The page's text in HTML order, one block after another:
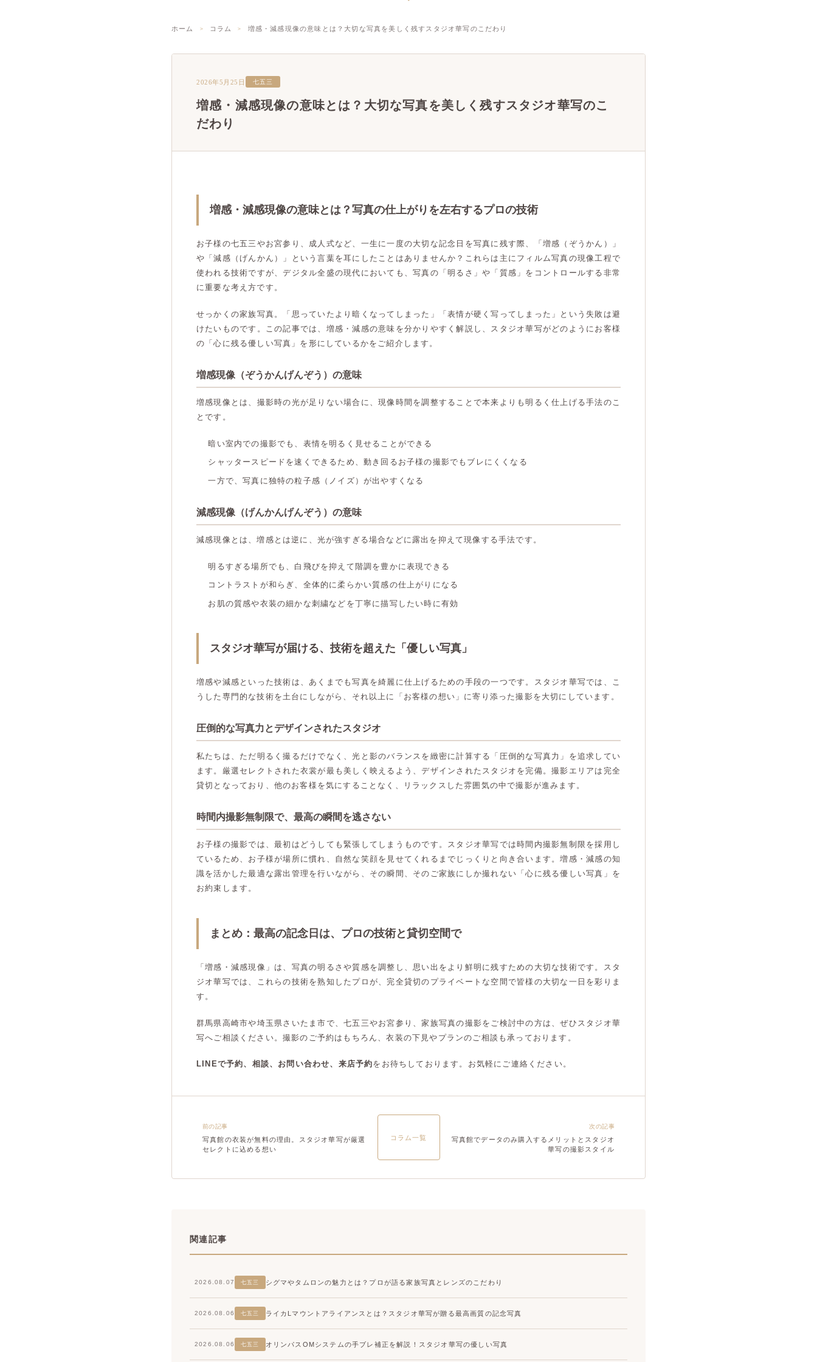
ホーム コラム 増感・減感現像の意味とは？大切な写真を美しく残すスタジオ華写のこだわり
2026年5月25日 七五三
増感・減感現像の意味とは？大切な写真を美しく残すスタジオ華写のこ
だわり
増感・減感現像の意味とは？写真の仕上がりを左右するプロの技術
お子様の七五三やお宮参り、成人式など、一生に一度の大切な記念日を写真に残す際、「増感（ぞうかん）」
や「減感（げんかん）」という言葉を耳にしたことはありませんか？これらは主にフィルム写真の現像工程で
使われる技術ですが、デジタル全盛の現代においても、写真の「明るさ」や「質感」をコントロールする非常
に重要な考え方です。
せっかくの家族写真。「思っていたより暗くなってしまった」「表情が硬く写ってしまった」という失敗は避
けたいものです。この記事では、増感・減感の意味を分かりやすく解説し、スタジオ華写がどのようにお客様
の「心に残る優しい写真」を形にしているかをご紹介します。
増感現像（ぞうかんげんぞう）の意味
増感現像とは、撮影時の光が足りない場合に、現像時間を調整することで本来よりも明るく仕上げる手法のこ
とです。
暗い室内での撮影でも、表情を明るく見せることができる
シャッタースピードを速くできるため、動き回るお子様の撮影でもブレにくくなる
一方で、写真に独特の粒子感（ノイズ）が出やすくなる
減感現像（げんかんげんぞう）の意味
減感現像とは、増感とは逆に、光が強すぎる場合などに露出を抑えて現像する手法です。
明るすぎる場所でも、白飛びを抑えて階調を豊かに表現できる
コントラストが和らぎ、全体的に柔らかい質感の仕上がりになる
お肌の質感や衣装の細かな刺繍などを丁寧に描写したい時に有効
スタジオ華写が届ける、技術を超えた「優しい写真」
増感や減感といった技術は、あくまでも写真を綺麗に仕上げるための手段の一つです。スタジオ華写では、こ
うした専門的な技術を土台にしながら、それ以上に「お客様の想い」に寄り添った撮影を大切にしています。
圧倒的な写真力とデザインされたスタジオ
私たちは、ただ明るく撮るだけでなく、光と影のバランスを緻密に計算する「圧倒的な写真力」を追求してい
ます。厳選セレクトされた衣裳が最も美しく映えるよう、デザインされたスタジオを完備。撮影エリアは完全
貸切となっており、他のお客様を気にすることなく、リラックスした雰囲気の中で撮影が進みます。
時間内撮影無制限で、最高の瞬間を逃さない
お子様の撮影では、最初はどうしても緊張してしまうものです。スタジオ華写では時間内撮影無制限を採用し
ているため、お子様が場所に慣れ、自然な笑顔を見せてくれるまでじっくりと向き合います。増感・減感の知
識を活かした最適な露出管理を行いながら、その瞬間、そのご家族にしか撮れない「心に残る優しい写真」を
お約束します。
まとめ：最高の記念日は、プロの技術と貸切空間で
「増感・減感現像」は、写真の明るさや質感を調整し、思い出をより鮮明に残すための大切な技術です。スタ
ジオ華写では、これらの技術を熟知したプロが、完全貸切のプライベートな空間で皆様の大切な一日を彩りま
す。
群馬県高崎市や埼玉県さいたま市で、七五三やお宮参り、家族写真の撮影をご検討中の方は、ぜひスタジオ華
写へご相談ください。撮影のご予約はもちろん、衣装の下見やプランのご相談も承っております。
LINEで予約、相談、お問い合わせ、来店予約をお待ちしております。お気軽にご連絡ください。
前の記事
写真館の衣装が無料の理由。スタジオ華写が厳選
セレクトに込める想い
コラム一覧
次の記事
写真館でデータのみ購入するメリットとスタジオ
華写の撮影スタイル
関連記事
2026.08.07 七五三 シグマやタムロンの魅力とは？プロが語る家族写真とレンズのこだわり
2026.08.06 七五三 ライカLマウントアライアンスとは？スタジオ華写が贈る最高画質の記念写真
2026.08.06 七五三 オリンパスOMシステムの手ブレ補正を解説！スタジオ華写の優しい写真